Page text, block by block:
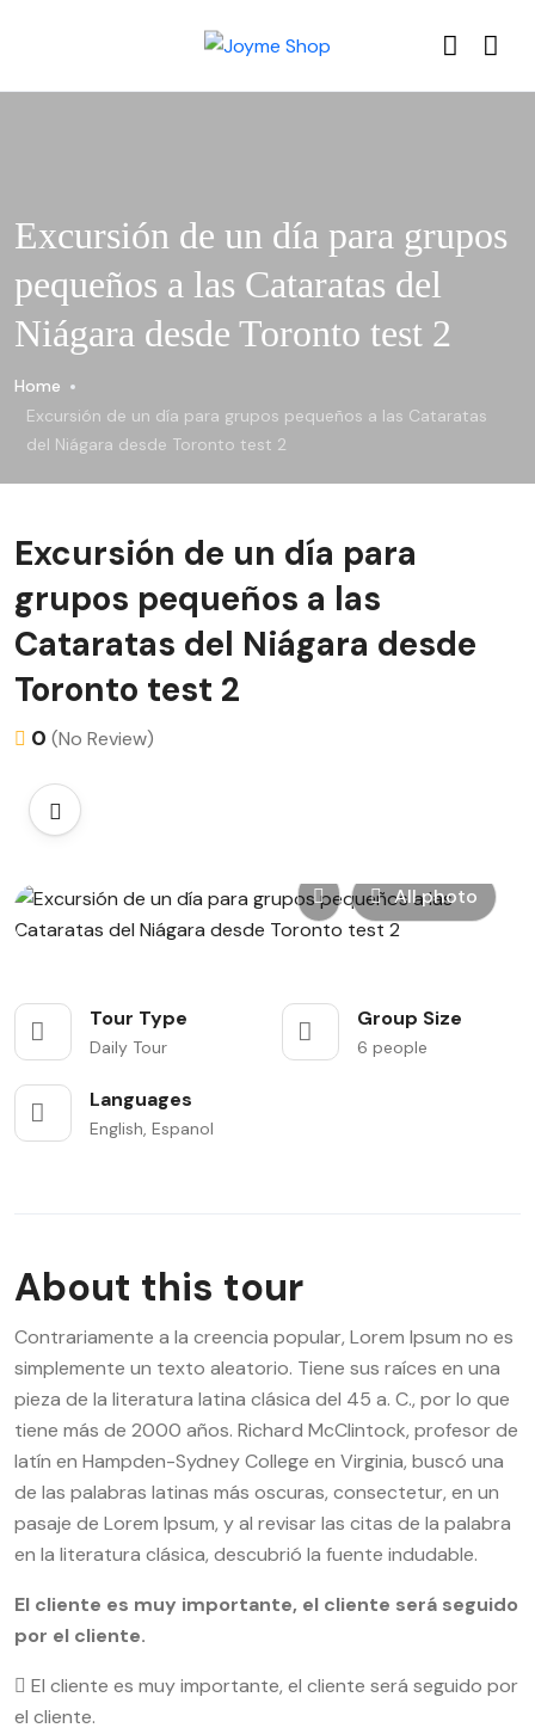
Excursión de un día para grupos
pequeños a las Cataratas del
Niágara desde Toronto test 2
Home
Excursión de un día para grupos pequeños a las Cataratas
del Niágara desde Toronto test 2
Excursión de un día para
grupos pequeños a las
Cataratas del Niágara desde
Toronto test 2
0 (No Review)
All photo
Tour Type
Daily Tour
Group Size
6 people
Languages
English, Espanol
About this tour
Contrariamente a la creencia popular, Lorem Ipsum no es
simplemente un texto aleatorio. Tiene sus raíces en una
pieza de la literatura latina clásica del 45 a. C., por lo que
tiene más de 2000 años. Richard McClintock, profesor de
latín en Hampden-Sydney College en Virginia, buscó una
de las palabras latinas más oscuras, consectetur, en un
pasaje de Lorem Ipsum, y al revisar las citas de la palabra
en la literatura clásica, descubrió la fuente indudable.
El cliente es muy importante, el cliente será seguido
por el cliente.
El cliente es muy importante, el cliente será seguido por
el cliente.